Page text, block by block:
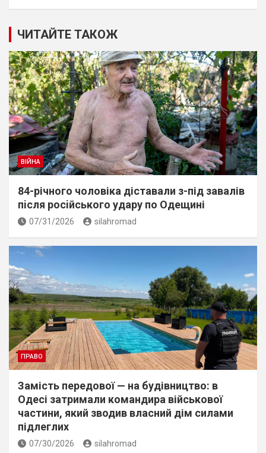
ЧИТАЙТЕ ТАКОЖ
ВІЙНА
84-річного чоловіка діставали з-під завалів
пiсля росiйського удару по Одещині
07/31/2026 silahromad
ПРАВО
Замість передової — на будівництво: в
Одесі затримали командира військової
частини, який зводив власний дім силами
підлеглих
07/30/2026 silahromad